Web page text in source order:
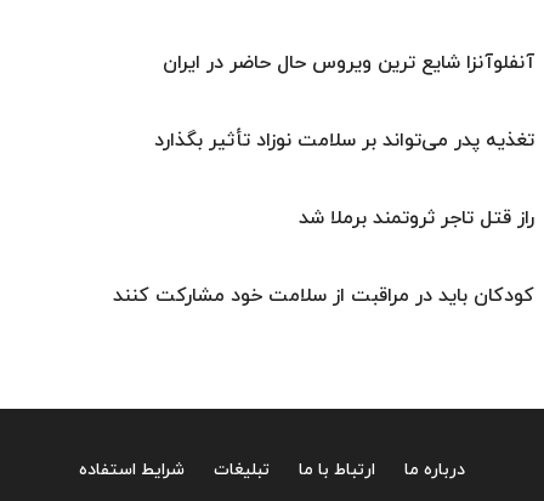
آنفلوآنزا شایع ترین ویروس حال حاضر در ایران
تغذیه پدر می‌تواند بر سلامت نوزاد تأثیر بگذارد
راز قتل تاجر ثروتمند برملا شد
کودکان باید در مراقبت از سلامت خود مشارکت کنند
درباره ما ارتباط با ما تبلیغات
شرایط استفاده